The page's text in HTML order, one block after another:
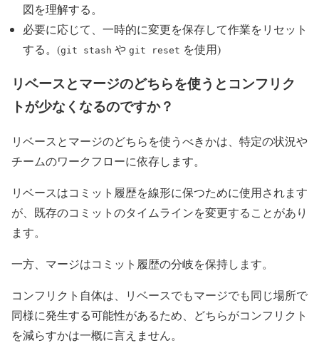
図を理解する。
必要に応じて、一時的に変更を保存して作業をリセット
する。(git stash や git reset を使用)
リベースとマージのどちらを使うとコンフリク
トが少なくなるのですか？
リベースとマージのどちらを使うべきかは、特定の状況や
チームのワークフローに依存します。
リベースはコミット履歴を線形に保つために使用されます
が、既存のコミットのタイムラインを変更することがあり
ます。
一方、マージはコミット履歴の分岐を保持します。
コンフリクト自体は、リベースでもマージでも同じ場所で
同様に発生する可能性があるため、どちらがコンフリクト
を減らすかは一概に言えません。